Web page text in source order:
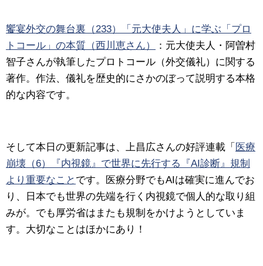
饗宴外交の舞台裏（233）「元大使夫人」に学ぶ「プロ
トコール」の本質（西川恵さん）
： 元大使夫人・阿曽村
智子さんが執筆したプロトコール（外交儀礼）に関する
著作。作法、儀礼を歴史的にさかのぼって説明する本格
的な内容です。
そして本日の更新記事は、上昌広さんの好評連載「 医療
崩壊（6）『内視鏡』で世界に先行する『AI診断』規制
より重要なこと です。
医療分野でもAIは確実に進んでお
り、日本でも世界の先端を行く内視鏡で個人的な取り組
みが。でも厚労省はまたも規制をかけようとしていま
す。大切なことはほかにあり！